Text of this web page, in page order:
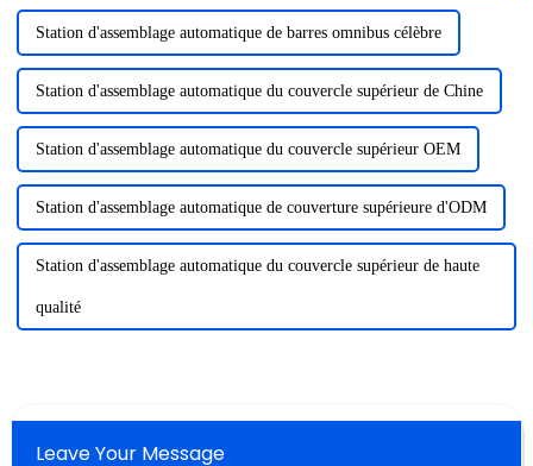
Station d'assemblage automatique de barres omnibus célèbre
Station d'assemblage automatique du couvercle supérieur de Chine
Station d'assemblage automatique du couvercle supérieur OEM
Station d'assemblage automatique de couverture supérieure d'ODM
Station d'assemblage automatique du couvercle supérieur de haute
qualité
Leave Your Message